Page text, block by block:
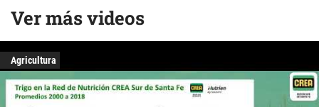
Ver más videos
Agricultura